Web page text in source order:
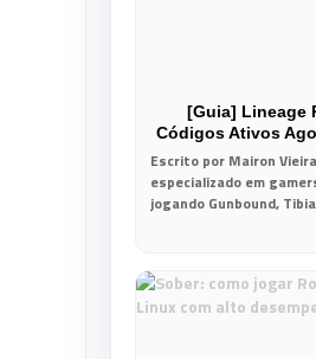
[Guia] Lineage
Códigos Ativos
Escrito por Mairon
especializado em
jogando Gunbound,